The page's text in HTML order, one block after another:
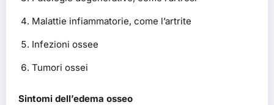
Malattie infiammatorie, come l’artrite
Infezioni ossee
Tumori ossei
Sintomi dell’edema osseo